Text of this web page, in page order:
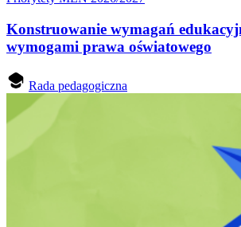
Konstruowanie wymagań
wymogami prawa oświatowego
Rada pedagogiczna